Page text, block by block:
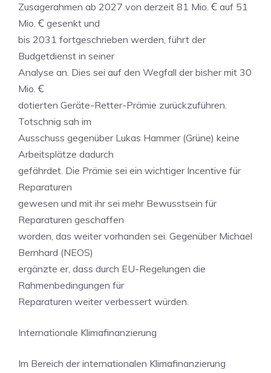
Zusagerahmen ab 2027 von derzeit 81 Mio. Ꞓ auf 51
Mio. Ꞓ gesenkt und
bis 2031 fortgeschrieben werden, führt der
Budgetdienst in seiner
Analyse an. Dies sei auf den Wegfall der bisher mit 30
Mio. Ꞓ
dotierten Geräte-Retter-Prämie zurückzuführen.
Totschnig sah im
Ausschuss gegenüber Lukas Hammer (Grüne) keine
Arbeitsplätze dadurch
gefährdet. Die Prämie sei ein wichtiger Incentive für
Reparaturen
gewesen und mit ihr sei mehr Bewusstsein für
Reparaturen geschaffen
worden, das weiter vorhanden sei. Gegenüber Michael
Bernhard (NEOS)
ergänzte er, dass durch EU-Regelungen die
Rahmenbedingungen für
Reparaturen weiter verbessert würden.
Internationale Klimafinanzierung
Im Bereich der internationalen Klimafinanzierung